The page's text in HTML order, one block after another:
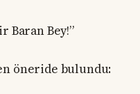
Baran Bey!”
öneride bulundu: